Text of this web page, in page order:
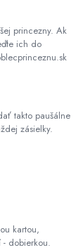
princezny. Ak
ich do
takto paušálne
zásielky.
kartou,
dobierkou.